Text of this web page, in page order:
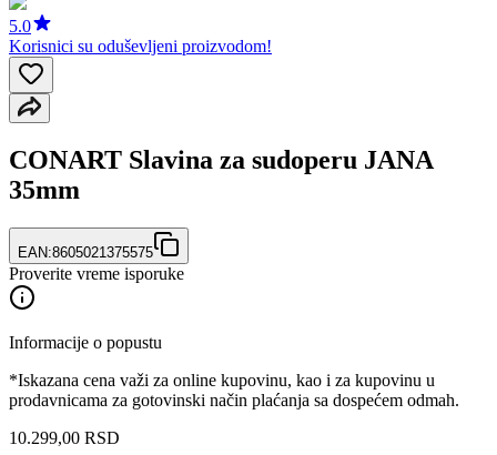
5.0
Korisnici su oduševljeni proizvodom!
CONART Slavina za sudoperu JANA
35mm
EAN:8605021375575
Proverite vreme isporuke
Informacije o popustu
*Iskazana cena važi za online kupovinu, kao i za kupovinu u
prodavnicama za gotovinski način plaćanja sa dospećem odmah.
10.299,00 RSD